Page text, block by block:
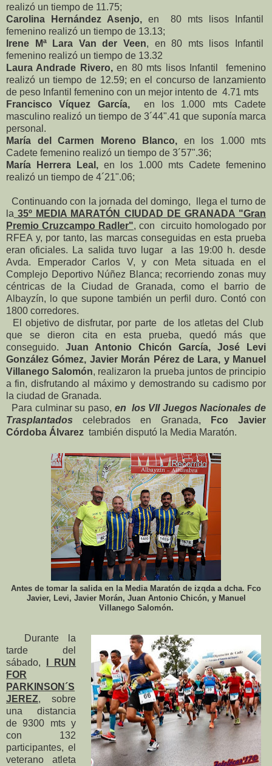
realizó un tiempo de 11.75;
Carolina Hernández Asenjo,en 80 mts lisos Infantil
femenino realizó un tiempo de 13.13;
Irene Mª Lara Van der Veen, en 80 mts lisos Infantil
femenino realizó un tiempo de 13.32
Laura Andrade Rivero,en 80 mts lisos Infantil femenino
realizó un tiempo de 12.59; en el concurso de lanzamiento
de peso Infantil femenino con un mejor intento de 4.71 mts
Francisco Víquez García,
en los 1.000 mts Cadete
masculino realizó un tiempo de 3´44".41 que suponía marca
personal.
María del Carmen Moreno Blanco, en los 1.000 mts
Cadete femenino realizó un tiempo de 3´57".36;
María Herrera Leal, en los 1.000 mts Cadete femenino
realizó un tiempo de 4´21".06;
Continuando con la jornada del domingo, llega el turno de
la 35º MEDIA MARATÓN CIUDAD DE GRANADA "Gran
Premio Cruzcampo Radler", con circuito homologado por
RFEA y, por tanto, las marcas conseguidas en esta prueba
eran oficiales. La salida tuvo lugar a las 19:00 h. desde
Avda. Emperador Carlos V, y con Meta situada en el
Complejo Deportivo Núñez Blanca; recorriendo zonas muy
céntricas de la Ciudad de Granada, como el barrio de
Albayzín, lo que supone también un perfil duro. Contó con
1800 corredores.
El objetivo de disfrutar, por parte de los atletas del Club
que se dieron cita en esta prueba, quedó más que
conseguido. Juan Antonio Chicón García, José Levi
González Gómez, Javier Morán Pérez de Lara, y Manuel
Villanego Salomón, realizaron la prueba juntos de principio
a fin, disfrutando al máximo y demostrando su cadismo por
la ciudad de Granada.
Para culminar su paso, en los VII Juegos Nacionales de
Trasplantados celebrados en Granada, Fco Javier
Córdoba Álvarez también disputó la Media Maratón.
Antes de tomar la salida en la Media Maratón de izqda a dcha. Fco
Javier, Levi, Javier Morán, Juan Antonio Chicón, y Manuel
Villanego Salomón.
Durante la
tarde del
sábado,
I RUN
FOR
PARKINSON´S
JEREZ, sobre
una distancia
de 9300 mts y
con 132
participantes, el
veterano atleta